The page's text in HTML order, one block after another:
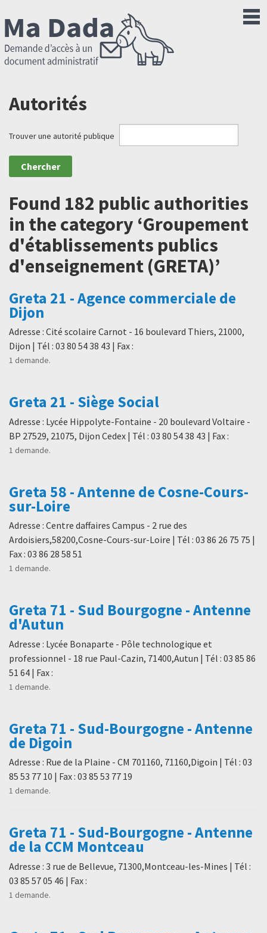
Autorités
Trouver une autorité publique
Found 182 public authorities
in the category ‘Groupement
d'établissements publics
d'enseignement (GRETA)’
Greta 21 - Agence commerciale de
Dijon
Adresse : Cité scolaire Carnot - 16 boulevard Thiers, 21000,
Dijon | Tél : 03 80 54 38 43 | Fax :
1 demande.
Greta 21 - Siège Social
Adresse : Lycée Hippolyte-Fontaine - 20 boulevard Voltaire -
BP 27529, 21075, Dijon Cedex | Tél : 03 80 54 38 43 | Fax :
1 demande.
Greta 58 - Antenne de Cosne-Cours-
sur-Loire
Adresse : Centre daffaires Campus - 2 rue des
Ardoisiers,58200,Cosne-Cours-sur-Loire | Tél : 03 86 26 75 75 |
Fax : 03 86 28 58 51
1 demande.
Greta 71 - Sud Bourgogne - Antenne
d'Autun
Adresse : Lycée Bonaparte - Pôle technologique et
professionnel - 18 rue Paul-Cazin, 71400,Autun | Tél : 03 85 86
51 64 | Fax :
1 demande.
Greta 71 - Sud-Bourgogne - Antenne
de Digoin
Adresse : Rue de la Plaine - CM 701160, 71160,Digoin | Tél : 03
85 53 77 10 | Fax : 03 85 53 77 19
1 demande.
Greta 71 - Sud-Bourgogne - Antenne
de la CCM Montceau
Adresse : 3 rue de Bellevue, 71300,Montceau-les-Mines | Tél :
03 85 57 05 46 | Fax :
1 demande.